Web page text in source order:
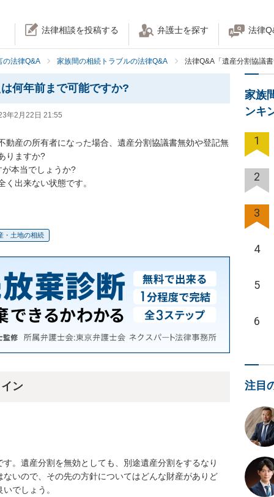
法律相談を投稿する 弁護士を探す 法律
の法律Q&A 家族間の相続トラブルの法律Q&A 法律Q&A「遺産分割協議
何年前まで可能ですか?
年2月22日 21:55
動産の所有者になった場合、遺産分割協議書無効や登記無
りますか?
本当でしょうか?
出来ない状態です。
・土地の相続
ン
。遺産分割を無効としても、別途遺産分割をするなり
いので、その先の方針についてはどんな財産がありど
でしょう。
家族
ンキ
1
2
3
4
5
6
注目